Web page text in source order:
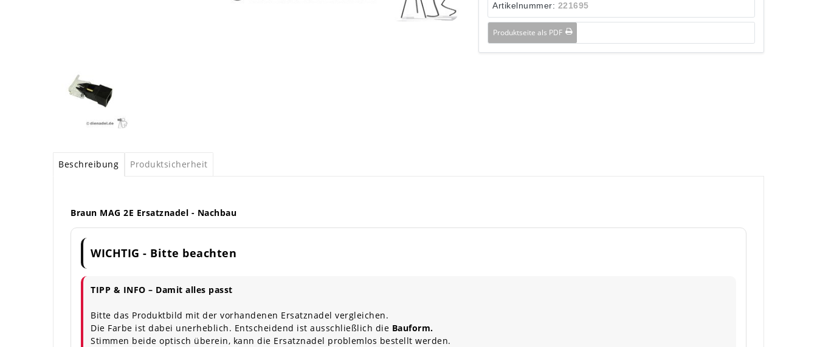
Artikelnummer: 221695
Produktseite als PDF
Beschreibung Produktsicherheit
Braun MAG 2E Ersatznadel - Nachbau
WICHTIG - Bitte beachten
TIPP & INFO – Damit alles passt
Bitte das Produktbild mit der vorhandenen Ersatznadel vergleichen.
Die Farbe ist dabei unerheblich. Entscheidend ist ausschließlich die Bauform.
Stimmen beide optisch überein, kann die Ersatznadel problemlos bestellt werden.